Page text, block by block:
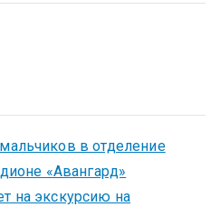
в отделение
«Авангард»
на экскурсию на